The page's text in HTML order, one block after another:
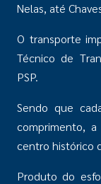
Nelas, até
O transporte
Técnico de
PSP.
Sendo que
comprimento,
centro histórico
Produto do